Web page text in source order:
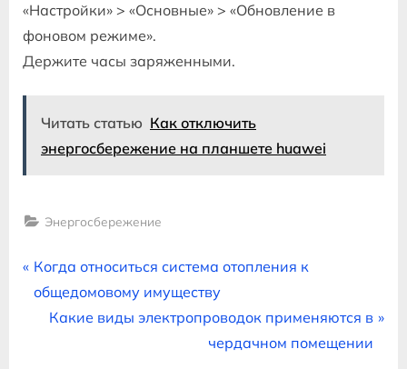
«Настройки» > «Основные» > «Обновление в
фоновом режиме».
Держите часы заряженными.
Читать статью Как отключить
энергосбережение на планшете huawei
Энергосбережение
Навигация
по
P
r
Когда относиться система отопления к
общедомовому имуществу
N
Какие виды электропроводок применяются в
чердачном помещении